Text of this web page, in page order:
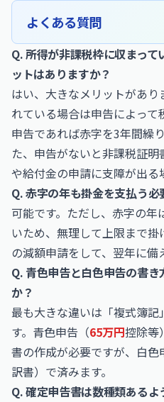
よくある質問
Q. 所得が非課税枠に収まって
ットはありますか？
はい、大きなメリットがあ
れている場合は申告によっ
申告であれば赤字を3年間繰
た、申告がないと非課税証
や給付金の申請に支障が出る
Q. 赤字の年も掛金を支払う必
可能です。ただし、赤字の
いため、無理して上限まで
の減額申請をして、翌年に備
Q. 青色申告と白色申告の書
か？
最も大きな違いは「複式簿
す。青色申告（65万円控除等
書の作成が必要ですが、白
訳書）で済みます。
Q. 確定申告書は数種類ある